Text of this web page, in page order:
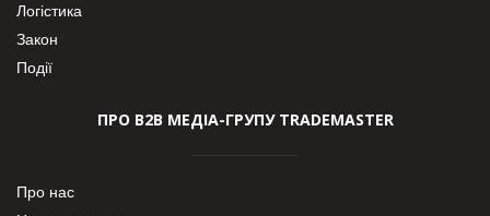
Логістика
Закон
Події
ПРО В2В МЕДІА-ГРУПУ TRADEMASTER
Про нас